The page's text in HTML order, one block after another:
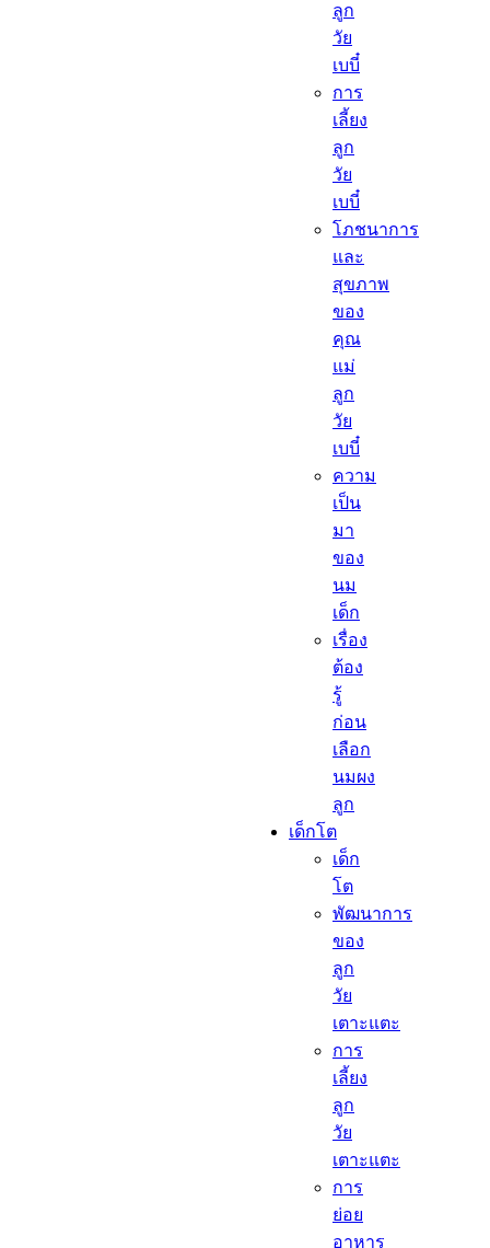
ลูก
วัย
เบบี๋
การ
เลี้ยง
ลูก
วัย
เบบี๋
โภชนาการ
และ
สุขภาพ
ของ
คุณ
แม่
ลูก
วัย
เบบี๋
ความ
เป็น
มา
ของ
นม
เด็ก
เรื่อง
ต้อง
รู้
ก่อน
เลือก
นมผง
ลูก​
เด็กโต​
เด็ก
โต​
พัฒนาการ
ของ
ลูก
วัย
เตาะแตะ
การ
เลี้ยง
ลูก
วัย
เตาะแตะ
การ
ย่อย
อาหาร